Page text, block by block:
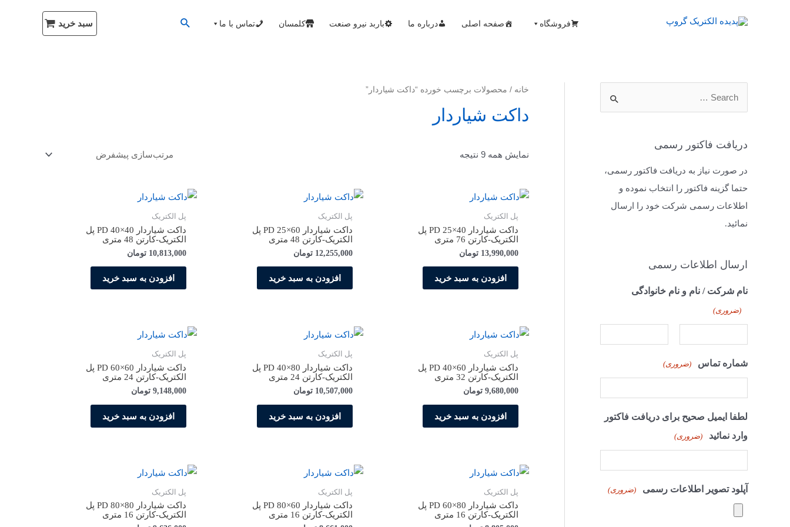
فروشگاه صفحه اصلی درباره ما باربد نیرو صنعت کلمسان تماس با ما سبد خرید
دریافت فاکتور رسمی
در صورت نیاز به دریافت فاکتور رسمی،
حتما گزینه فاکتور را انتخاب نموده و
اطلاعات رسمی شرکت خود را ارسال
نمائید.
ارسال اطلاعات رسمی
نام شرکت / نام و نام خانوادگی
(ضروری)
شماره تماس (ضروری)
لطفا ایمیل صحیح برای دریافت فاکتور
وارد نمائید
(ضروری)
آپلود تصویر اطلاعات رسمی (ضروری)
خانه / محصولات برچسب خورده “داکت شیاردار”
داکت شیاردار
نمایش همه 9 نتیجه
پل الکتریک
داکت شیاردار PD 25×40 پل
الکتریک-کارتن 76 متری
13,990,000 تومان
افزودن به سبد خرید
پل الکتریک
داکت شیاردار PD 25×60 پل
الکتریک-کارتن 48 متری
12,255,000 تومان
افزودن به سبد خرید
پل الکتریک
داکت شیاردار PD 40×40 پل
الکتریک-کارتن 48 متری
10,813,000 تومان
افزودن به سبد خرید
پل الکتریک
داکت شیاردار PD 40×60 پل
الکتریک-کارتن 32 متری
9,680,000 تومان
افزودن به سبد خرید
پل الکتریک
داکت شیاردار PD 40×80 پل
الکتریک-کارتن 24 متری
10,507,000 تومان
افزودن به سبد خرید
پل الکتریک
داکت شیاردار PD 60×60 پل
الکتریک-کارتن 24 متری
9,148,000 تومان
افزودن به سبد خرید
پل الکتریک
داکت شیاردار PD 60×80 پل
الکتریک-کارتن 16 متری
پل الکتریک
داکت شیاردار PD 80×60 پل
الکتریک-کارتن 16 متری
پل الکتریک
داکت شیاردار PD 80×80 پل
الکتریک-کارتن 16 متری